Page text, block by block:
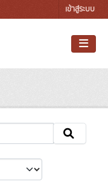
เข้าสู่ระบบ